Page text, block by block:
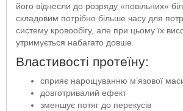
його віднесли до розряду «повільних»
складовим потрібно більше часу для
систему кровообігу, але при цьому їх
утримується набагато довше.
Властивості протеїну:
сприяє нарощуванню м’язової
довготривалий ефект
зменшує потяг до перекусів